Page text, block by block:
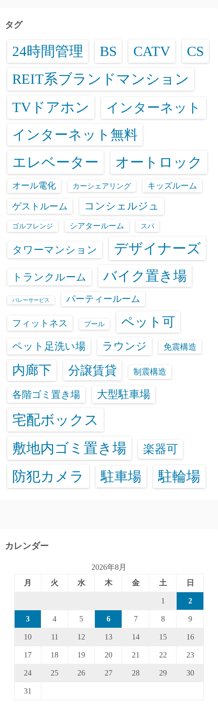
タグ
24時間管理 BS CATV CS
REIT系ブランドマンション
TVドアホン インターネット
インターネット無料
エレベーター オートロック
オール電化 カーシェアリング キッズルーム
ゲストルーム コンシェルジュ
ゴルフレンジ シアタールーム スパ
タワーマンション デザイナーズ
トランクルーム バイク置き場
バレーサービス パーティールーム
フィットネス プール ペット可
ペット足洗い場 ラウンジ 免震構造
内廊下 分譲賃貸 制震構造
各階ゴミ置き場 大型駐車場
宅配ボックス
敷地内ゴミ置き場
楽器可
防犯カメラ 駐車場 駐輪場
カレンダー
2026年8月
月
火 水 木 金 土 日
1 2
3 4 5 6 7 8 9
10 11 12 13 14 15 16
17 18 19 20 21 22 23
24 25 26 27 28 29 30
31